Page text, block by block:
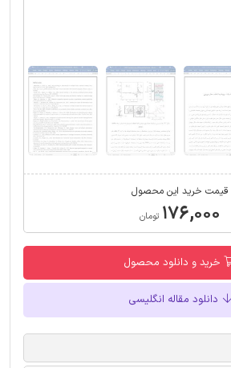
قیمت خرید این محصول
۱۷۶,۰۰۰ تومان
خرید و دانلود محصول
دانلود مقاله انگلیسی